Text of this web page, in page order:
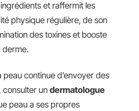
et raffermit les
physique régulière, de son
des toxines et booste
derme.
peau continue d’envoyer des
consulter un dermatologue
peau a ses propres